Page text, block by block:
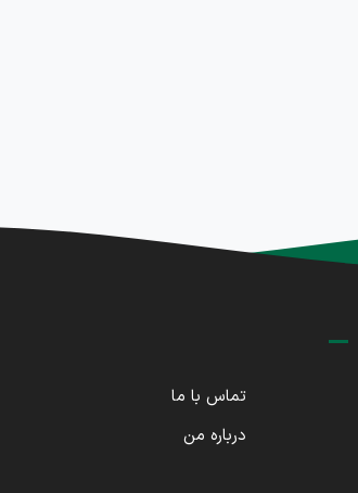
تماس با ما
درباره من